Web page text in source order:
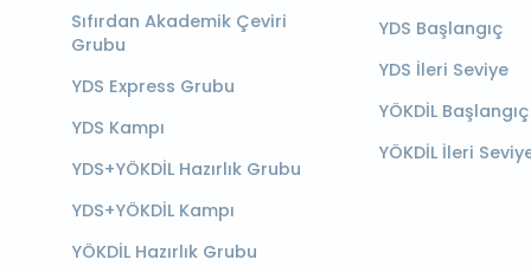
Sıfırdan Akademik Çeviri
Grubu
YDS Express Grubu
YDS Kampı
YDS+YÖKDİL Hazırlık Grubu
YDS+YÖKDİL Kampı
YÖKDİL Hazırlık Grubu
YDS Başlangıç
YDS İleri Seviye
YÖKDİL Başlangıç
YÖKDİL İleri